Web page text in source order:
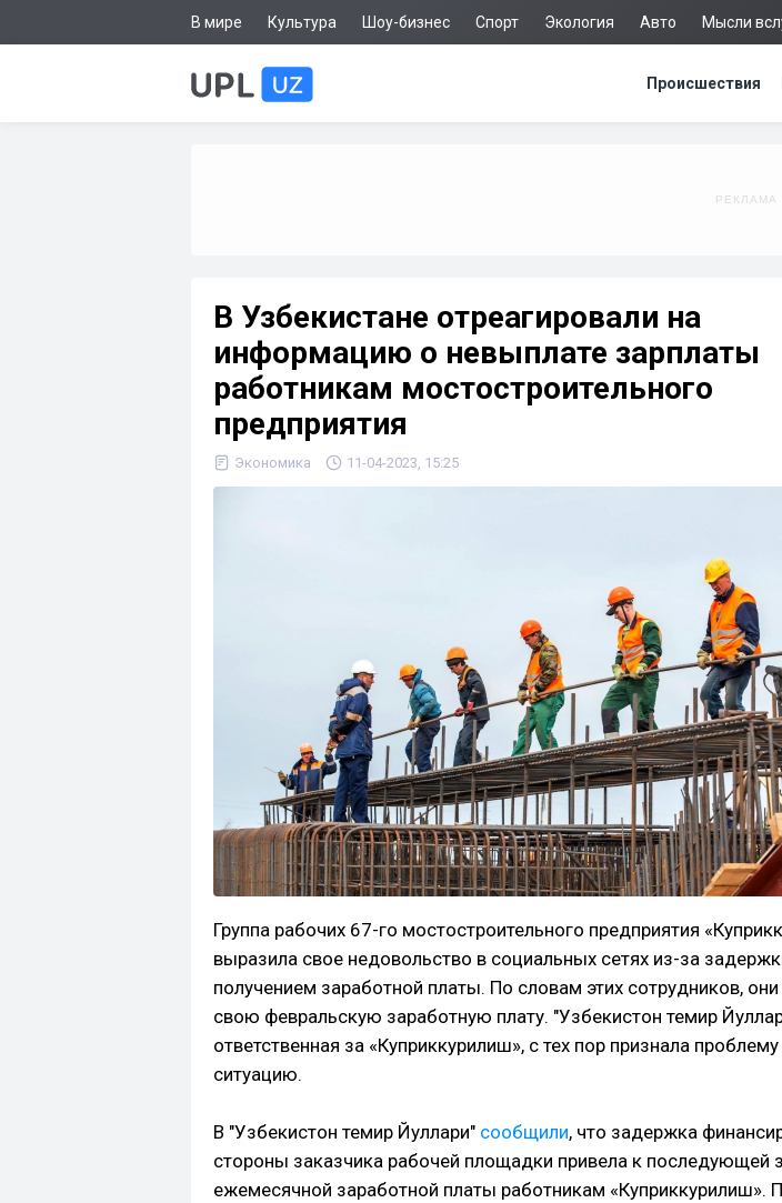
В мире Культура Шоу-бизнес Спорт Экология Авто Мысли
Происшествия
В Узбекистане отреагировали на
информацию о невыплате зарплаты
работникам мостостроительного
предприятия
Экономика 11-04-2023, 15:25
Группа рабочих 67-го мостостроительного предприятия
выразила свое недовольство в социальных сетях из-за
получением заработной платы. По словам этих сотрудников, они
свою февральскую заработную плату. "Узбекистон темир
ответственная за «Куприккурилиш», с тех пор признала
ситуацию.
В "Узбекистон темир Йуллари" сообщили, что задержка
стороны заказчика рабочей площадки привела к последующей
ежемесячной заработной платы работникам «Куприккурилиш».